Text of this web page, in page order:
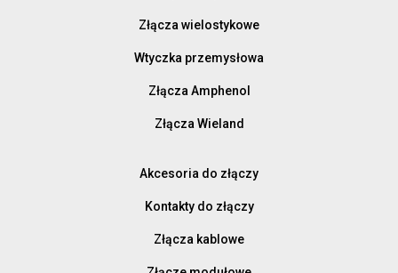
Złącza wielostykowe
Wtyczka przemysłowa
Złącza Amphenol
Złącza Wieland
Akcesoria do złączy
Kontakty do złączy
Złącza kablowe